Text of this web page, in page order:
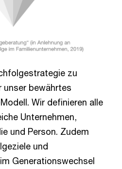
zu
unser bewährtes
Wir definieren alle
Unternehmen,
und Person. Zudem
und
Generationswechsel